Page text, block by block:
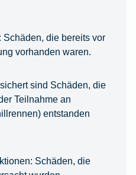
Schäden, die bereits vor
vorhanden waren.
sind Schäden, die
Teilnahme an
entstanden
Schäden, die